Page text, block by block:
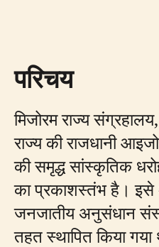
परिचय
मिजोरम राज्य
राज्य की राजधानी
की समृद्ध सांस्कृतिक
का प्रकाशस्तंभ है।
जनजातीय अनुसंधान
तहत स्थापित किया